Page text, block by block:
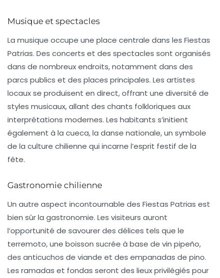
Musique et spectacles
La musique occupe une place centrale dans les Fiestas
Patrias. Des concerts et des spectacles sont organisés
dans de nombreux endroits, notamment dans des
parcs publics et des places principales. Les artistes
locaux se produisent en direct, offrant une diversité de
styles musicaux, allant des chants folkloriques aux
interprétations modernes. Les habitants s’initient
également à la cueca, la danse nationale, un symbole
de la culture chilienne qui incarne l’esprit festif de la
fête.
Gastronomie chilienne
Un autre aspect incontournable des Fiestas Patrias est
bien sûr la gastronomie. Les visiteurs auront
l’opportunité de savourer des délices tels que le
terremoto, une boisson sucrée à base de vin pipeño,
des anticuchos de viande et des empanadas de pino.
Les ramadas et fondas seront des lieux privilégiés pour